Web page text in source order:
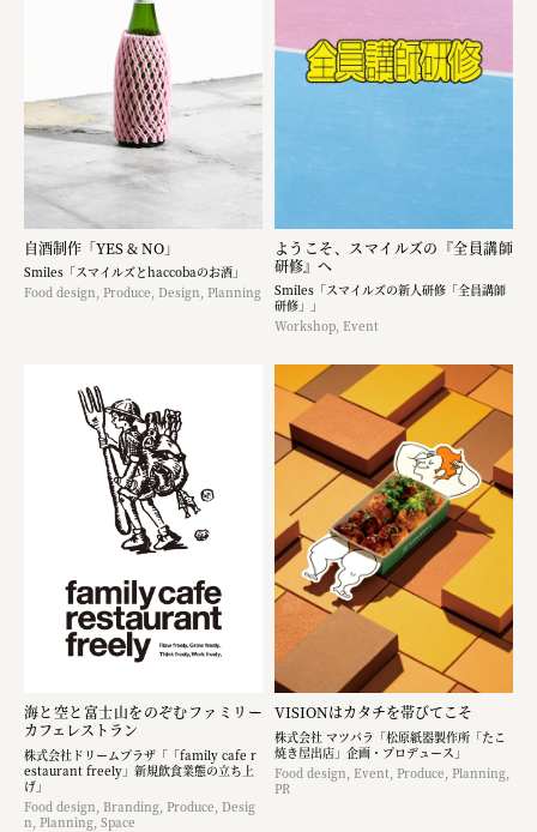
自酒制作「YES & NO」
Smiles「スマイルズとhaccobaのお酒」
Food design, Produce, Design, Planning
ようこそ、スマイルズの『全員講師
研修』へ
Smiles「スマイルズの新人研修「全員講師
研修」」
Workshop, Event
海と空と富士山をのぞむファミリー
カフェレストラン
株式会社ドリームプラザ「「family cafe r
estaurant freely」新規飲食業態の立ち上
げ」
Food design, Branding, Produce, Desig
n, Planning, Space
VISIONはカタチを帯びてこそ
株式会社 マツバラ「松原紙器製作所「たこ
焼き屋出店」企画・プロデュース」
Food design, Event, Produce, Planning,
PR